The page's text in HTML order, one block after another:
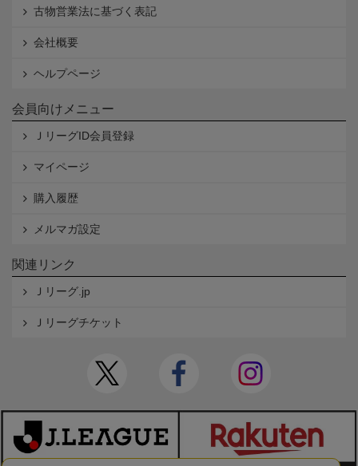
古物営業法に基づく表記
会社概要
ヘルプページ
会員向けメニュー
ＪリーグID会員登録
マイページ
購入履歴
メルマガ設定
関連リンク
Ｊリーグ.jp
Ｊリーグチケット